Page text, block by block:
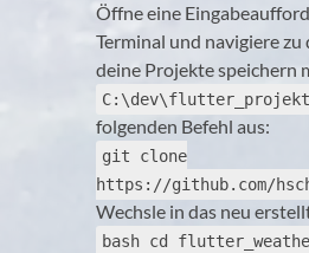
Öffne eine
Terminal und navigiere
deine Projekte speichern
folgenden Befehl aus:
git clone
https://github.com/
Wechsle in das neu
bash cd